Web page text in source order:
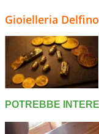
Gioielleria Delfino